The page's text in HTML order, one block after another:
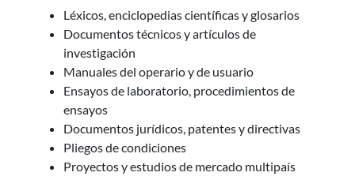
Léxicos, enciclopedias científicas y glosarios
Documentos técnicos y artículos de
investigación
Manuales del operario y de usuario
Ensayos de laboratorio, procedimientos de
ensayos
Documentos jurídicos, patentes y directivas
Pliegos de condiciones
Proyectos y estudios de mercado multipaís